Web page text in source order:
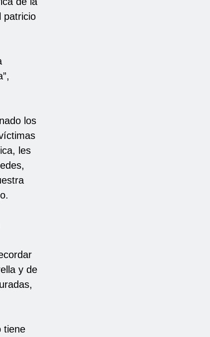
patricio
los
les
y de
tiene